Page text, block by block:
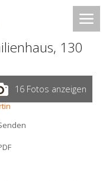
130
16 Fotos anzeigen